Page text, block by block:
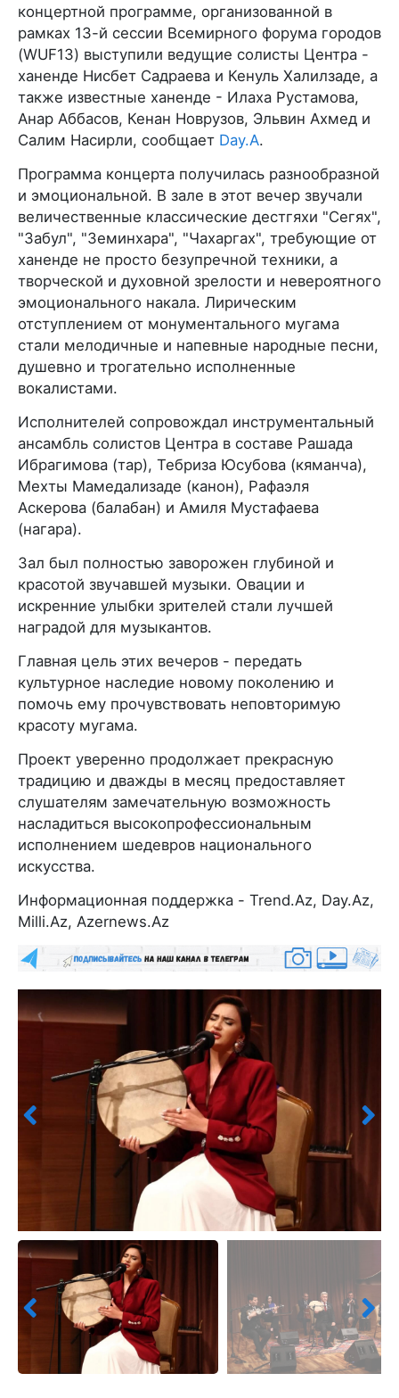
концертной программе, организованной в
рамках 13-й сессии Всемирного форума городов
(WUF13) выступили ведущие солисты Центра -
ханенде Нисбет Садраева и Кенуль Халилзаде, а
также известные ханенде - Илаха Рустамова,
Анар Аббасов, Кенан Новрузов, Эльвин Ахмед и
Салим Насирли, сообщает Day.A.
Программа концерта получилась разнообразной
и эмоциональной. В зале в этот вечер звучали
величественные классические дестгяхи "Сегях",
"Забул", "Земинхара", "Чахаргах", требующие от
ханенде не просто безупречной техники, а
творческой и духовной зрелости и невероятного
эмоционального накала. Лирическим
отступлением от монументального мугама
стали мелодичные и напевные народные песни,
душевно и трогательно исполненные
вокалистами.
Исполнителей сопровождал инструментальный
ансамбль солистов Центра в составе Рашада
Ибрагимова (тар), Тебриза Юсубова (кяманча),
Мехты Мамедализаде (канон), Рафаэля
Аскерова (балабан) и Амиля Мустафаева
(нагара).
Зал был полностью заворожен глубиной и
красотой звучавшей музыки. Овации и
искренние улыбки зрителей стали лучшей
наградой для музыкантов.
Главная цель этих вечеров - передать
культурное наследие новому поколению и
помочь ему прочувствовать неповторимую
красоту мугама.
Проект уверенно продолжает прекрасную
традицию и дважды в месяц предоставляет
слушателям замечательную возможность
насладиться высокопрофессиональным
исполнением шедевров национального
искусства.
Информационная поддержка - Trend.Az, Day.Az,
Milli.Az, Azernews.Az